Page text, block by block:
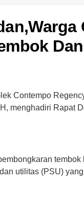
Contempo
menghadiri Rapat
utilitas (PSU)